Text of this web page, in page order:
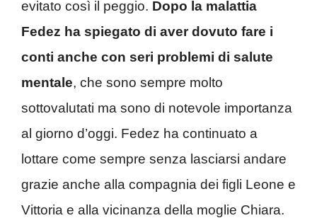
evitato così il peggio. Dopo la malattia
Fedez ha spiegato di aver dovuto fare i
conti anche con seri problemi di salute
mentale, che sono sempre molto
sottovalutati ma sono di notevole importanza
al giorno d’oggi. Fedez ha continuato a
lottare come sempre senza lasciarsi andare
grazie anche alla compagnia dei figli Leone e
Vittoria e alla vicinanza della moglie Chiara.